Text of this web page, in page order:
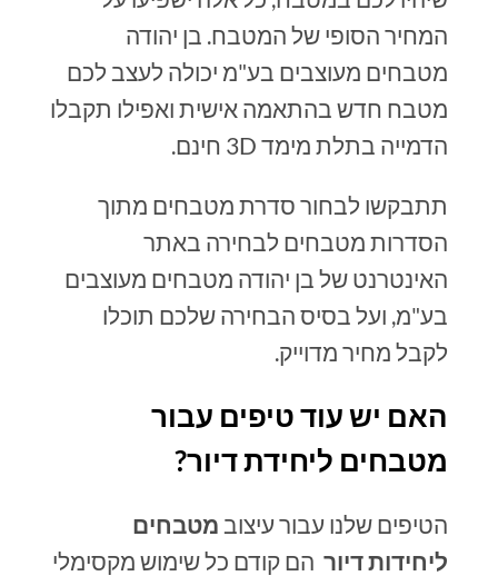
המחיר הסופי של המטבח. בן יהודה
מטבחים מעוצבים בע"מ יכולה לעצב לכם
מטבח חדש בהתאמה אישית ואפילו תקבלו
הדמייה בתלת מימד 3D חינם.
תתבקשו לבחור סדרת מטבחים מתוך
הסדרות מטבחים לבחירה באתר
האינטרנט של בן יהודה מטבחים מעוצבים
בע"מ, ועל בסיס הבחירה שלכם תוכלו
לקבל מחיר מדוייק.
האם יש עוד טיפים עבור
מטבחים ליחידת דיור?
הטיפים שלנו עבור עיצוב מטבחים
ליחידות דיור הם קודם כל שימוש מקסימלי